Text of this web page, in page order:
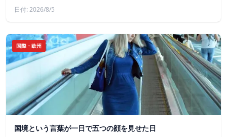
日付: 2026/8/5
国際・欧州
国境という言葉が一日で五つの顔を見せた日